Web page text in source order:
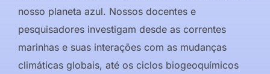
nosso planeta azul. Nossos docentes e
pesquisadores investigam desde as correntes
marinhas e suas interações com as mudanças
climáticas globais, até os ciclos biogeoquímicos